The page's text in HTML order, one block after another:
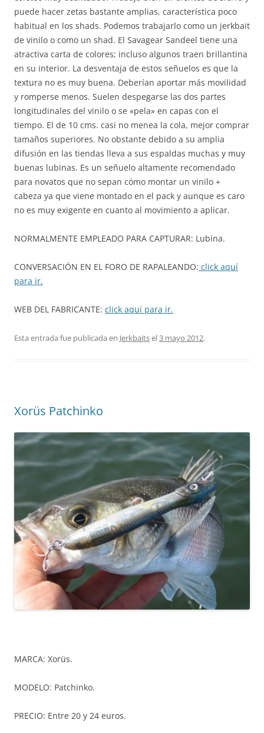
puede hacer zetas bastante amplias, característica poco
habitual en los shads. Podemos trabajarlo como un jerkbait
de vinilo o como un shad. El Savagear Sandeel tiene una
atractiva carta de colores; incluso algunos traen brillantina
en su interior. La desventaja de estos señuelos es que la
textura no es muy buena. Deberían aportar más movilidad
y romperse menos. Suelen despegarse las dos partes
longitudinales del vinilo o se «pela» en capas con el
tiempo. El de 10 cms. casi no menea la cola, mejor comprar
tamaños superiores. No obstante debido a su amplia
difusión en las tiendas lleva a sus espaldas muchas y muy
buenas lubinas. Es un señuelo altamente recomendado
para novatos que no sepan cómo montar un vinilo +
cabeza ya que viene montado en el pack y aunque es caro
no es muy exigente en cuanto al movimiento a aplicar.
NORMALMENTE EMPLEADO PARA CAPTURAR: Lubina.
CONVERSACIÓN EN EL FORO DE RAPALEANDO: click aquí
para ir.
WEB DEL FABRICANTE: click aquí para ir.
Esta entrada fue publicada en Jerkbaitsel3 mayo 2012.
Xorüs Patchinko
MARCA: Xorüs.
MODELO: Patchinko.
PRECIO: Entre 20 y 24 euros.